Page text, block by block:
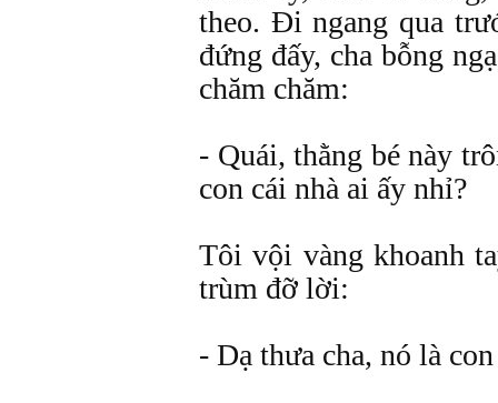
theo. Đi ngang qua
đứng đấy, cha bỗng
chăm chăm:
- Quái, thằng bé này
con cái nhà ai ấy nhỉ?
Tôi vội vàng khoanh
trùm đỡ lời:
- Dạ thưa cha, nó là